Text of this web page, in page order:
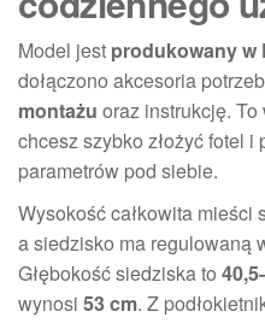
Model jest produkowany w
dołączono akcesoria
montażu oraz instrukcję.
chcesz szybko złożyć fotel
parametrów pod siebie.
Wysokość całkowita mieści
a siedzisko ma regulowaną
Głębokość siedziska to
wynosi 53 cm. Z